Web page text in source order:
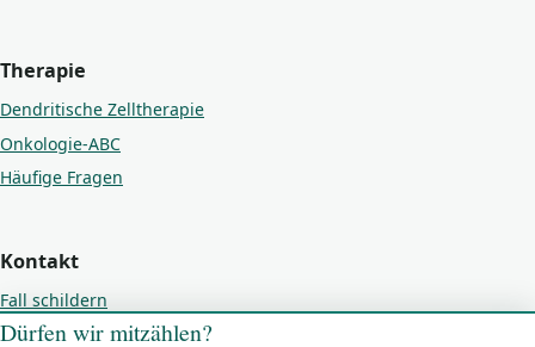
Therapie
Dendritische Zelltherapie
Onkologie-ABC
Häufige Fragen
Kontakt
Fall schildern
Kontakt
Dürfen wir mitzählen?